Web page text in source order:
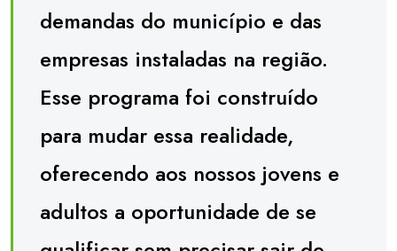
demandas do município e das
empresas instaladas na região.
Esse programa foi construído
para mudar essa realidade,
oferecendo aos nossos jovens e
adultos a oportunidade de se